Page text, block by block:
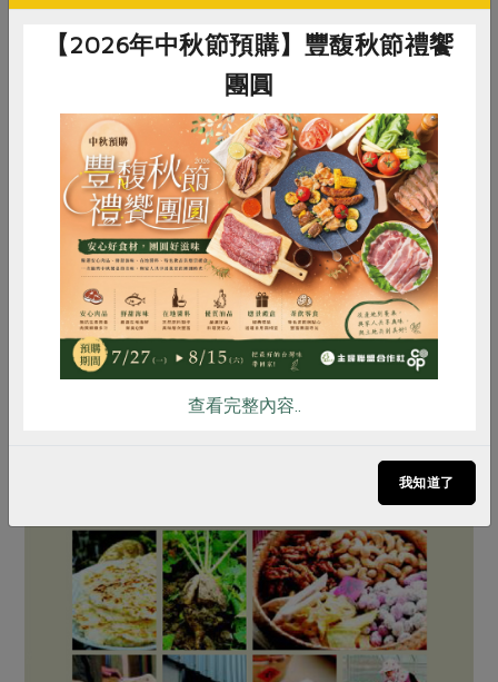
式，尊重植物的意願，也重新省思生命之間的關係，從消
費者、有計畫的生活者，更為珍惜為己捨身的環境。
餐桌旁的牆上貼著她寫的書法字：「享受飲食，細嚼慢
嚥」。當你開心地食用，免疫力就會上升，慢慢地咬，感
受食物的能量，這就是自然農法，絕對不會生產過量，因
為植物生長地很慢，讓植物用自己的力量成長。
原刊登於《綠主張》月刊2013年2月113期。
惜食 RPET 食譜 減硝酸鹽
雞蛋 食安 共同購買
【2026年中秋節預購】豐馥秋節禮饗
團圓
查看完整內容..
我知道了